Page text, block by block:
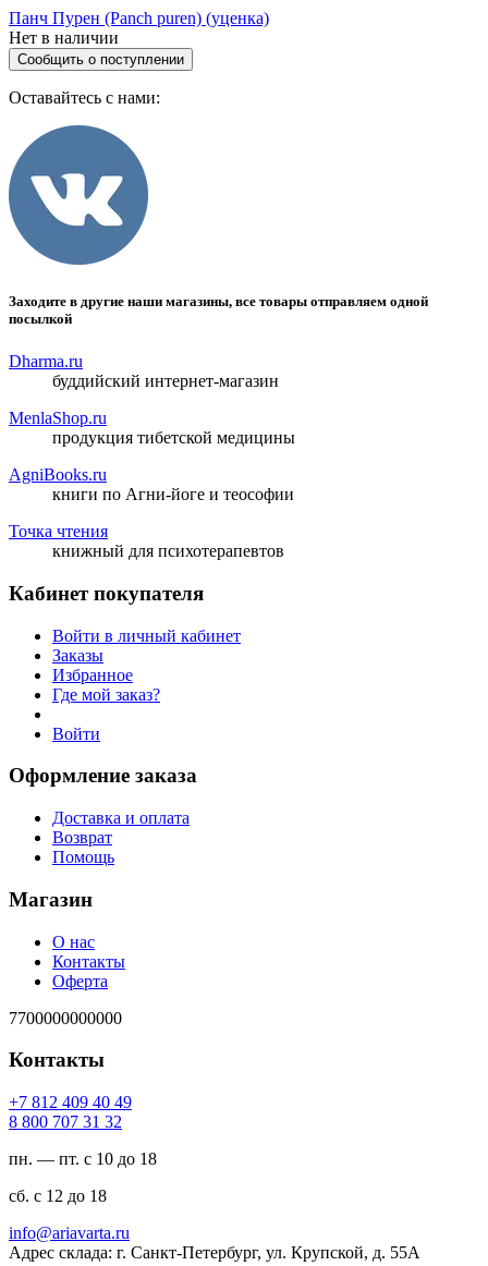
Панч Пурен (Panch puren) (уценка)
Нет в наличии
Сообщить о поступлении
Оставайтесь с нами:
Заходите в другие наши магазины, все товары отправляем одной
посылкой
Dharma.ru
буддийский интернет-магазин
MenlaShop.ru
продукция тибетской медицины
AgniBooks.ru
книги по Агни-йоге и теософии
Точка чтения
книжный для психотерапевтов
Кабинет покупателя
Войти в личный кабинет
Заказы
Избранное
Где мой заказ?
Войти
Оформление заказа
Доставка и оплата
Возврат
Помощь
Магазин
О нас
Контакты
Оферта
7700000000000
Контакты
94 04 904 218 7+
23 13 707 008 8
пн. — пт. с 10 до 18
сб. с 12 до 18
ur.atravaira@ofni
Адрес склада: г. Санкт-Петербург, ул. Крупской, д. 55А